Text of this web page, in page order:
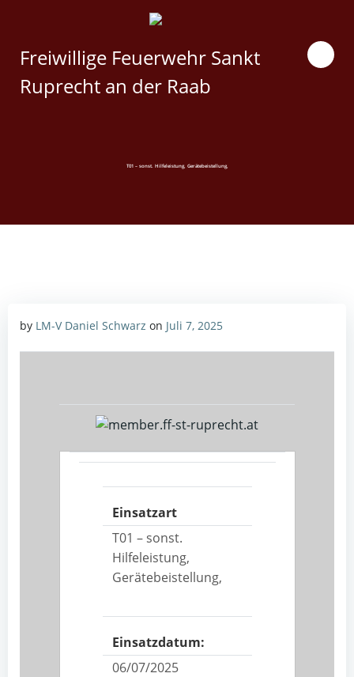
springen
Freiwillige Feuerwehr Sankt
Ruprecht an der Raab
T01 – sonst. Hilfeleistung, Gerätebeistellung,
by LM-V Daniel Schwarz on Juli 7, 2025
Einsatzart
T01 – sonst.
Hilfeleistung,
Gerätebeistellung,
Einsatzdatum:
06/07/2025